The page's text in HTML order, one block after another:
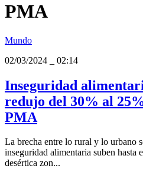
PMA
Mundo
02/03/2024
02:14
Inseguridad
redujo del 30% al
PMA
La brecha entre lo rural y lo urbano
inseguridad alimentaria suben hasta
desértica zon...